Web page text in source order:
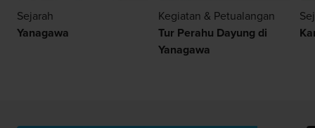
Sejarah
Yanagawa
Kegiatan & Petualangan
Tur Perahu Dayung di
Yanagawa